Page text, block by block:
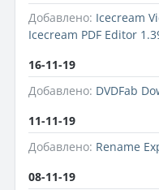
Добавлено: Icecream
Icecream PDF Editor
16-11-19
Добавлено: DVDFab
11-11-19
Добавлено: Rename
08-11-19